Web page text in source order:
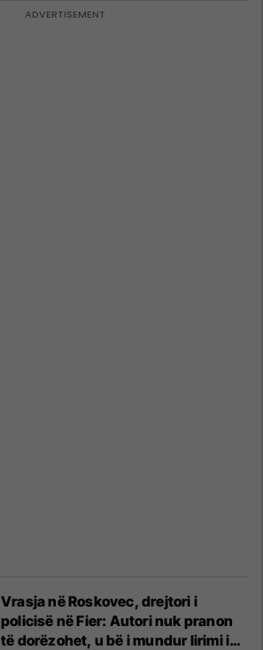
Vrasja në Roskovec, drejtori i
policisë në Fier: Autori nuk pranon
të dorëzohet, u bë i mundur lirimi i